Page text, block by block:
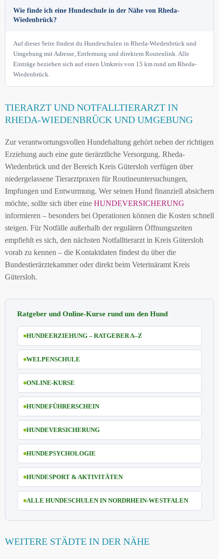
Wie finde ich eine Hundeschule in der Nähe von Rheda-
Wiedenbrück?
Auf dieser Seite findest du Hundeschulen in Rheda-Wiedenbrück und
Umgebung mit Adresse, Entfernung und direktem Routenlink. Alle
Einträge beziehen sich auf einen Umkreis von 15 km rund um Rheda-
Wiedenbrück.
TIERARZT UND NOTFALLTIERARZT IN
RHEDA-WIEDENBRÜCK UND UMGEBUNG
Zur verantwortungsvollen Hundehaltung gehört neben der richtigen
Erziehung auch eine gute tierärztliche Versorgung. Rheda-
Wiedenbrück und der Bereich Kreis Gütersloh verfügen über
niedergelassene Tierarztpraxen für Routineuntersuchungen,
Impfungen und Entwurmung. Wer seinen Hund finanziell absichern
möchte, sollte sich über eine HUNDEVERSICHERUNG
informieren – besonders bei Operationen können die Kosten schnell
steigen. Für Notfälle außerhalb der regulären Öffnungszeiten
empfiehlt es sich, den nächsten Notfalltierarzt in Kreis Gütersloh
vorab zu kennen – die Kontaktdaten findest du über die
Bundestierärztekammer oder direkt beim Veterinäramt Kreis
Gütersloh.
Ratgeber und Online-Kurse rund um den Hund
HUNDEERZIEHUNG – RATGEBER A–Z
WELPENSCHULE
ONLINE-KURSE
HUNDEFÜHRERSCHEIN
HUNDEVERSICHERUNG
HUNDEPSYCHOLOGIE
HUNDESPORT & AKTIVITÄTEN
ALLE HUNDESCHULEN IN NORDRHEIN-WESTFALEN
WEITERE STÄDTE IN DER NÄHE